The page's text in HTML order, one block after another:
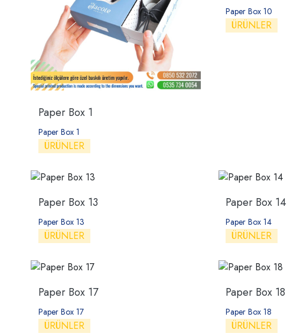
Paper Box 1
Paper Box 1
ÜRÜNLER
Paper Box 10
ÜRÜNLER
Paper Box 13
Paper Box 13
ÜRÜNLER
Paper Box 14
Paper Box 14
ÜRÜNLER
Paper Box 17
Paper Box 17
ÜRÜNLER
Paper Box 18
Paper Box 18
ÜRÜNLER